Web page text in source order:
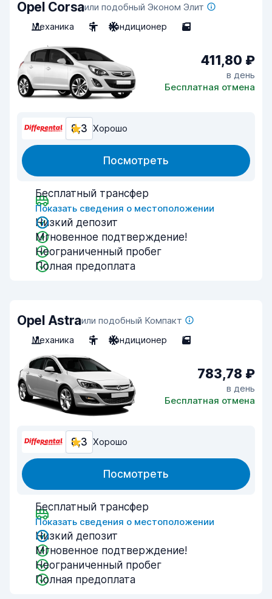
Opel Corsaили подобный Эконом Элит
Механика
5 Кондиционер 5
411,80 ₽
в день
Бесплатная отмена
8,3 Хорошо
Посмотреть
Бесплатный трансфер
Показать сведения о местоположении
Низкий депозит
Мгновенное подтверждение!
Неограниченный пробег
Полная предоплата
Opel Astraили подобный Компакт
Механика
5 Кондиционер 5
783,78 ₽
в день
Бесплатная отмена
8,3 Хорошо
Посмотреть
Бесплатный трансфер
Показать сведения о местоположении
Низкий депозит
Мгновенное подтверждение!
Неограниченный пробег
Полная предоплата